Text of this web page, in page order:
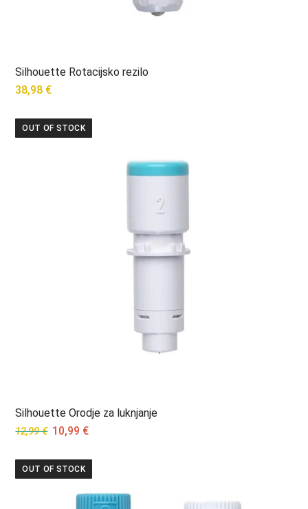
Silhouette Rotacijsko rezilo
38,98 €
OUT OF STOCK
Silhouette Orodje za luknjanje
12,99€ Original
was:
12,99 €.
10,99 €Current
is:
10,99 €.
OUT OF STOCK